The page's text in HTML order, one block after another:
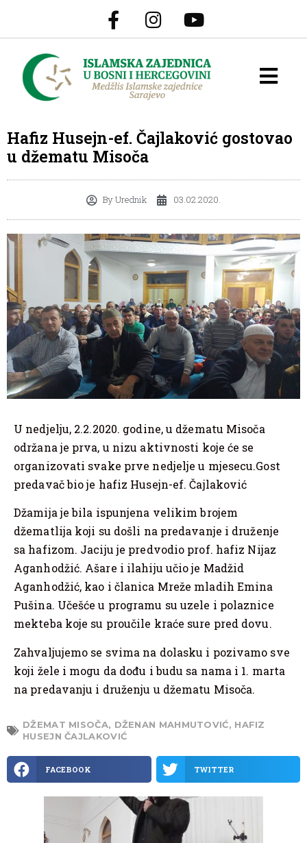
Hafiz Husejn-ef. Čajlaković gostovao
u džematu Misoča
ByUrednik 03.02.2020.
U nedjelju, 2.2.2020. godine, u džematu Misoča
održana je prva, u nizu aktivnosti koje će se
organizovati svake prve nedjelje u mjesecu.Gost
predavač bio je hafiz Husejn-ef. Čajlaković
Džamija je bila ispunjena velikim brojem
džematlija koji su došli na predavanje i druženje
sa hafizom. Jaciju je predvodio prof. hafiz Nijaz
Aganhodžić. Ašare i ilahiju učio je Madžid
Aganhodžić, kao i članica Mreže mladih Emina
Pušina. Učešće u programu su uzele i polaznice
mekteba koje su proučile kraće sure pred dovu.
Zahvaljujemo se svima na dolasku i pozivamo sve
koji žele i mogu da dođu i budu sa nama i 1. marta
na predavanju i druženju u džematu Misoča.
DŽEMAT MISOČA, DŽENAN MAHMUTOVIĆ, HAFIZ
HUSEJN ČAJLAKOVIĆ
FACEBOOK TWITTER